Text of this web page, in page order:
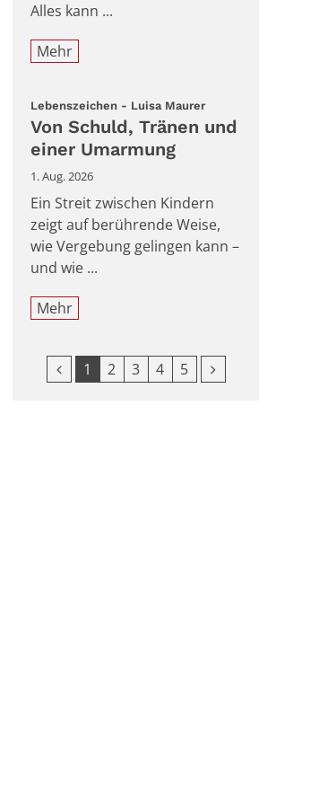
Alles kann ...
Mehr
Lebenszeichen - Luisa Maurer:
Von Schuld, Tränen und
einer Umarmung
1. Aug. 2026
Ein Streit zwischen Kindern
zeigt auf berührende Weise,
wie Vergebung gelingen kann –
und wie ...
Mehr
Vorherige Seite
1 2 3 4 5 Nächste Seite